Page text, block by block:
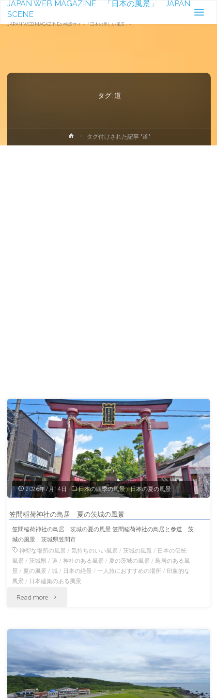
JAPAN WEB MAGAZINE 「日本の風景」 JAPAN
SCENE
JAPAN WEB MAGAZINEの特設サイト「日本の美しい風景」-
タグ: 道
ホ
ー
タグ付けされた記事 "道"
2026年7月14日 日本の四季の風景 / 日本の夏の風景
笠間稲荷神社の鳥居 夏の茨城の風景
笠間稲荷神社の鳥居 茨城の夏の風景 笠間稲荷神社の鳥居と参道 茨
城の風景 茨城県笠間市
神聖な場所の風景 /気持ちのいい風景 /茨城の風景 / 日本の伝統
風景 /茨城県 /道 /神社のある風景 / 夏の茨城の風景 / 鳥居のある風
景 / 夏の風景 /城 / 日本の絶景 /一人旅におすすめの場所 / 印象的な
風景 / 日本建築のある風景
Read more "笠
荷
神
社